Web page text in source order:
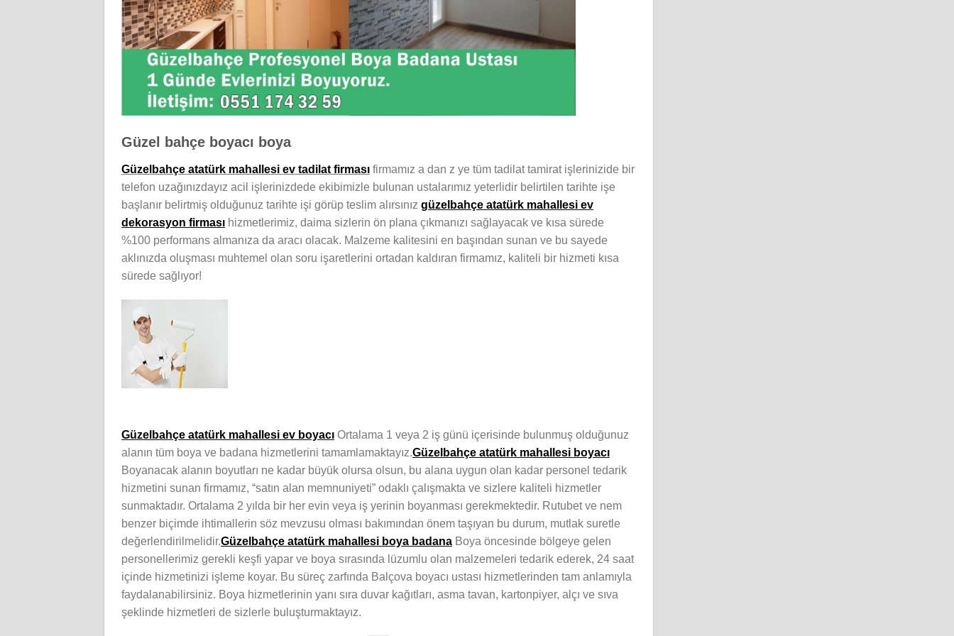
Güzel bahçe boyacı boya
Güzelbahçe atatürk mahallesi ev tadilat firması firmamız a dan z ye tüm tadilat tamirat işlerinizide bir
telefon uzağınızdayız acil işlerinizdede ekibimizle bulunan ustalarımız yeterlidir belirtilen tarihte işe
başlanır belirtmiş olduğunuz tarihte işi görüp teslim alırsınız güzelbahçe atatürk mahallesi ev
dekorasyon firması hizmetlerimiz, daima sizlerin ön plana çıkmanızı sağlayacak ve kısa sürede
%100 performans almanıza da aracı olacak. Malzeme kalitesini en başından sunan ve bu sayede
aklınızda oluşması muhtemel olan soru işaretlerini ortadan kaldıran firmamız, kaliteli bir hizmeti kısa
sürede sağlıyor!
Güzelbahçe atatürk mahallesi ev boyacı Ortalama 1 veya 2 iş günü içerisinde bulunmuş olduğunuz
alanın tüm boya ve badana hizmetlerini tamamlamaktayız.Güzelbahçe atatürk mahallesi boyacı
Boyanacak alanın boyutları ne kadar büyük olursa olsun, bu alana uygun olan kadar personel tedarik
hizmetini sunan firmamız, “satın alan memnuniyeti” odaklı çalışmakta ve sizlere kaliteli hizmetler
sunmaktadır. Ortalama 2 yılda bir her evin veya iş yerinin boyanması gerekmektedir. Rutubet ve nem
benzer biçimde ihtimallerin söz mevzusu olması bakımından önem taşıyan bu durum, mutlak suretle
değerlendirilmelidir.Güzelbahçe atatürk mahallesi boya badana Boya öncesinde bölgeye gelen
personellerimiz gerekli keşfi yapar ve boya sırasında lüzumlu olan malzemeleri tedarik ederek, 24 saat
içinde hizmetinizi işleme koyar. Bu süreç zarfında Balçova boyacı ustası hizmetlerinden tam anlamıyla
faydalanabilirsiniz. Boya hizmetlerinin yanı sıra duvar kağıtları, asma tavan, kartonpiyer, alçı ve sıva
şeklinde hizmetleri de sizlerle buluşturmaktayız.